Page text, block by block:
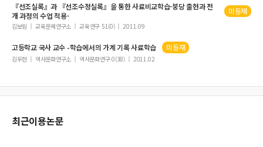
『선조실록』과 『선조수정실록』을 통한사료비교학습-붕당 출현과 전
개 과정의 수업 적용-
미등재
김보림 교육문제연구소 교육연구 51(0) 2011.09
고등학교 국사 교수 -학습에서의 가계 기록사료학습 미등재
김두헌 역사문화연구소 역사문화연구 0(38) 2011.02
최근이용논문